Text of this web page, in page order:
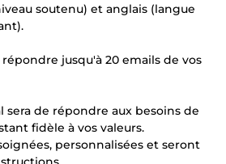
soutenu) et anglais (langue
répondre jusqu'à 20 emails de vos
de répondre aux besoins de
fidèle à vos valeurs.
personnalisées et seront